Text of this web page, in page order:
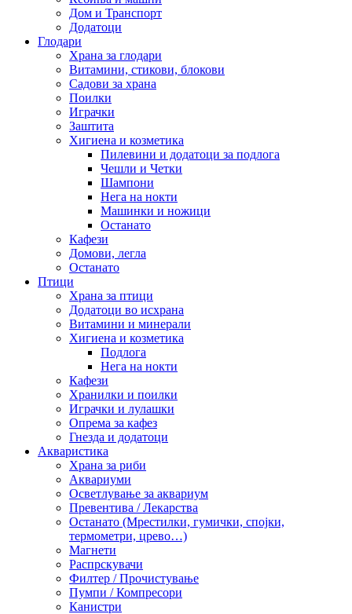
Дом и Транспорт
Додатоци
Глодари
Храна за глодари
Витамини, стикови, блокови
Садови за храна
Поилки
Играчки
Заштита
Хигиена и козметика
Пилевини и додатоци за подлога
Чешли и Четки
Шампони
Нега на нокти
Машинки и ножици
Останато
Кафези
Домови, легла
Останато
Птици
Храна за птици
Додатоци во исхрана
Витамини и минерали
Хигиена и козметика
Подлога
Нега на нокти
Кафези
Хранилки и поилки
Играчки и лулашки
Опрема за кафез
Гнезда и додатоци
Акваристика
Храна за риби
Аквариуми
Осветлување за аквариум
Превентива / Лекарства
Останато (Мрестилки, гумички, спојки,
термометри, црево…)
Магнети
Распрскувачи
Филтер / Прочистување
Пумпи / Компресори
Канистри